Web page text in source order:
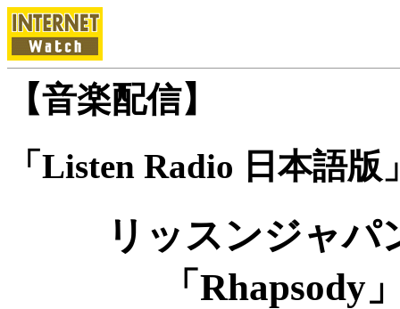
【音楽配信】
「Listen Radio 日本語
リッスンジャパ
「Rhapsody